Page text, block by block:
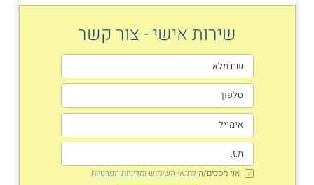
שירות אישי - צור קשר
אני מסכים/ה לתנאי השימוש ומדיניות הפרטיות